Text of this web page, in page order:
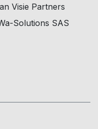
Visie Partners
Solutions SAS